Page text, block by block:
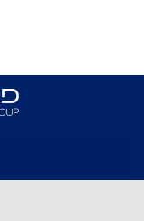
это новый
сланца
сочетании
создания